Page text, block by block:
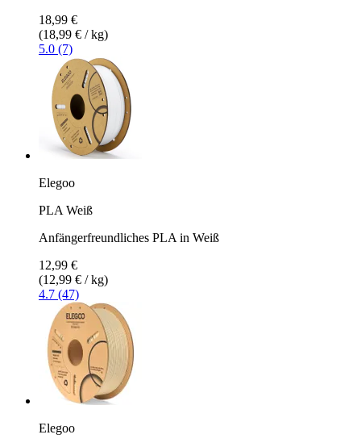
18,99 €
(18,99 € / kg)
5.0 (7)
Elegoo
PLA Weiß
Anfängerfreundliches PLA in Weiß
12,99 €
(12,99 € / kg)
4.7 (47)
Elegoo